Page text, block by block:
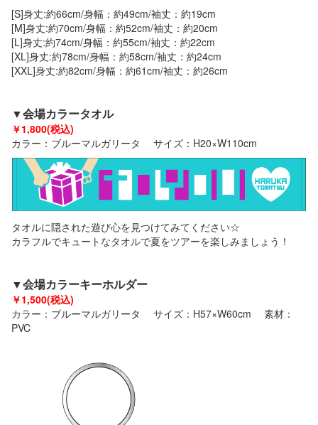
[S]身丈:約66cm/身幅：約49cm/袖丈：約19cm
[M]身丈:約70cm/身幅：約52cm/袖丈：約20cm
[L]身丈:約74cm/身幅：約55cm/袖丈：約22cm
[XL]身丈:約78cm/身幅：約58cm/袖丈：約24cm
[XXL]身丈:約82cm/身幅：約61cm/袖丈：約26cm
▼会場カラータオル
￥1,800(税込)
カラー： ブルーマルガリータ サイズ：H20×W110cm
タオルに隠された遊び心を見つけてみてください☆
カラフルでキュートなタオルで夏をツアーを楽しみましょう！
▼会場カラーキーホルダー
￥1,500(税込)
カラー： ブルーマルガリータ サイズ：H57×W60cm 素材：
PVC